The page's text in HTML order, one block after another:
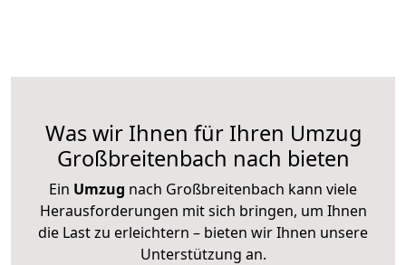
Was wir Ihnen für Ihren Umzug
Großbreitenbach nach bieten
Ein Umzug nach Großbreitenbach kann viele
Herausforderungen mit sich bringen, um Ihnen
die Last zu erleichtern – bieten wir Ihnen unsere
Unterstützung an.